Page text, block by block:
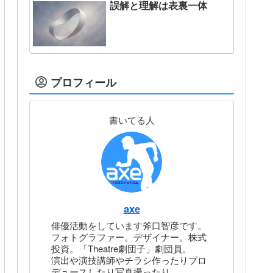
誤解と理解は表裏一体
プロフィール
書いてる人
axe
俳優活動をしています斧口智彦です。
フォトグラファー。デザイナー。株式
投資。「Theatre劇団子」劇団員。
演出や演技講師やチラシ作ったりプロ